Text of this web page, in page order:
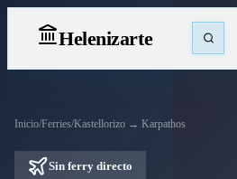
Helenizarte
Inicio/Ferries/Kastellorizo → Karpathos
Sin ferry directo